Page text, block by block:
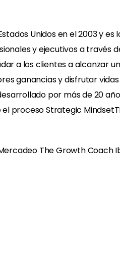
Unidos en el 2003 y
y ejecutivos a través
a los clientes a alcanzar
ganancias y disfrutar
por más de 20
proceso Strategic
The Growth Coach